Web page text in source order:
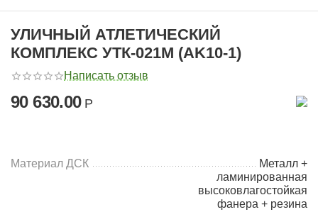
УЛИЧНЫЙ АТЛЕТИЧЕСКИЙ
КОМПЛЕКС УТК-021M (AK10-1)
Написать отзыв
90 630.00 Р
Материал ДСК
Металл +
ламинированная
высоковлагостойкая
фанера + резина